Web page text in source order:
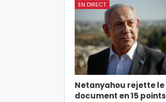
EN DIRECT
Netanyahou rejette le
document en 15